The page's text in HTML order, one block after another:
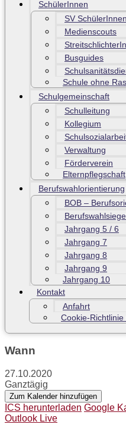
SchülerInnen
SV
Medienscouts
Busguides
Schule ohne
Schulgemeinschaft
Schulleitung
Kollegium
Verwaltung
Förderverein
Elternpflegschaft
Berufswahlorientierung
BOB –
Jahrgang 5 / 6
Jahrgang 7
Jahrgang 8
Jahrgang 9
Jahrgang 10
Kontakt
Anfahrt
Cookie-Richtlinie
Wann
27.10.2020
Ganztägig
Zum Kalender hinzufügen
ICS herunterladen Google
Outlook Live